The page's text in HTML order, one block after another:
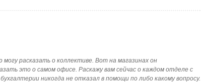
расказать о коллективе. Вот на магазинах он
это о самом офисе. Раскажу вам сейчас о каждом отделе с
никогда не отказал в помощи по либо какому вопросу.